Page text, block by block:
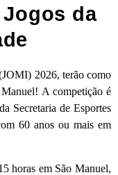
da
2026, terão como
A competição é
Secretaria de Esportes
60 anos ou mais em
horas em São Manuel,